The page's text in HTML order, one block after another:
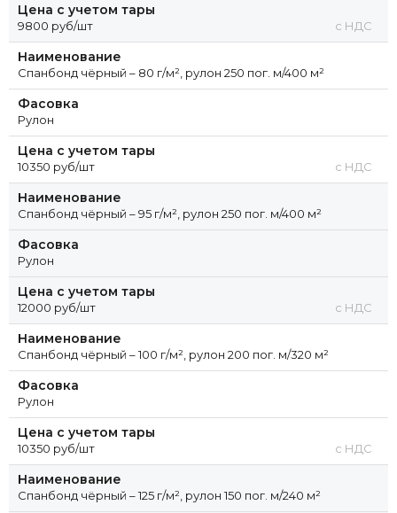
Цена с учетом тары
9800 руб/шт с НДС
Наименование
Спанбонд чёрный – 80 г/м², рулон 250 пог. м/400 м²
Фасовка
Рулон
Цена с учетом тары
10350 руб/шт с НДС
Наименование
Спанбонд чёрный – 95 г/м², рулон 250 пог. м/400 м²
Фасовка
Рулон
Цена с учетом тары
12000 руб/шт с НДС
Наименование
Спанбонд чёрный – 100 г/м², рулон 200 пог. м/320 м²
Фасовка
Рулон
Цена с учетом тары
10350 руб/шт с НДС
Наименование
Спанбонд чёрный – 125 г/м², рулон 150 пог. м/240 м²